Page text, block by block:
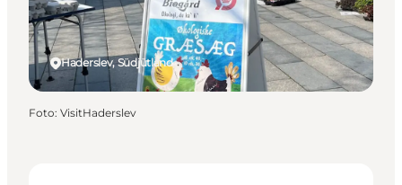
Haderslev, Südjütland
Foto: VisitHaderslev